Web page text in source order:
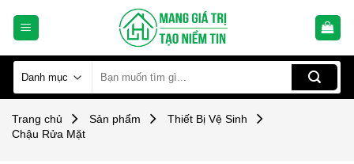
kiếm:
Trang chủ Sản phẩm
Thiết Bị Vệ Sinh
Chậu Rửa Mặt